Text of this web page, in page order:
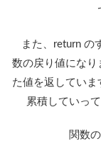
また、return の
数の戻り値になり
た値を返していま
累積していっ
関数の